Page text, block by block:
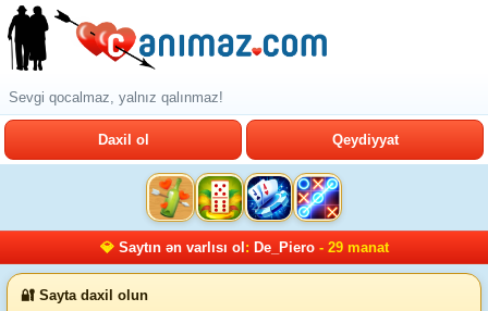
Sevgi qocalmaz, yalnız qalınmaz!
Daxil ol Qeydiyyat
💎 Saytın ən varlısı ol : De_Piero- 29 manat
🔐 Sayta daxil olun